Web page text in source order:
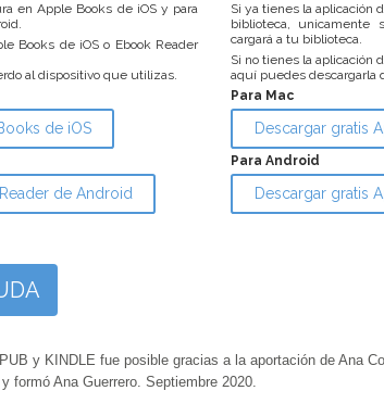
en Apple Books de iOS y para
Books de iOS o Ebook Reader
al dispositivo que utilizas.
de iOS
de Android
Si ya tienes la aplicación
biblioteca,
cargará a tu biblioteca.
Si no tienes la aplicación
aquí puedes descargarla
Para Mac
Descargar gratis
Para Android
Descargar gratis
y KINDLE fue posible gracias a la aportación de Ana
formó Ana Guerrero. Septiembre 2020.